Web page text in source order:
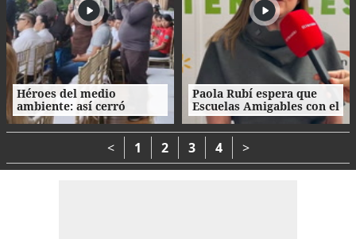
Héroes del medio
ambiente: así cerró
Escuelas Amigables con el
Ambiente 2026
Paola Rubí espera que
Escuelas Amigables con el
Ambiente se replique en
todo el país
< 1 2 3 4 >